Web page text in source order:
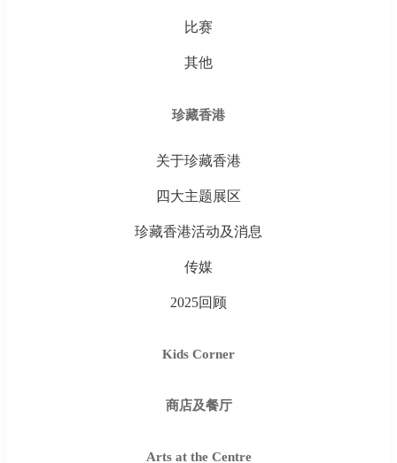
比赛
其他
珍藏香港
关于珍藏香港
四大主题展区
珍藏香港活动及消息
传媒
2025回顾
Kids Corner
商店及餐厅
Arts at the Centre